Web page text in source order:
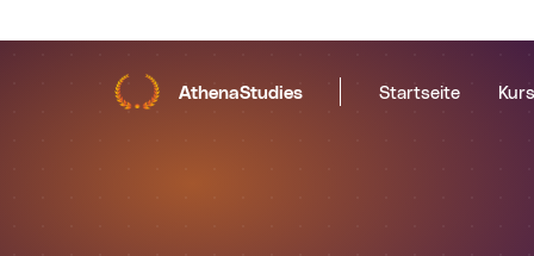
AthenaStudies Startseite